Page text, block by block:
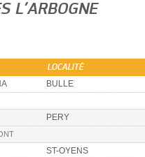
L’ARBOGNE
LOCALITÉ
BULLE
PERY
ST-OYENS